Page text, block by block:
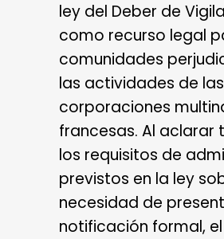
ley del Deber de
como recurso legal
comunidades
las actividades de las
corporaciones
francesas. Al aclarar
los requisitos de
previstos en la ley
necesidad de
notificación formal, el